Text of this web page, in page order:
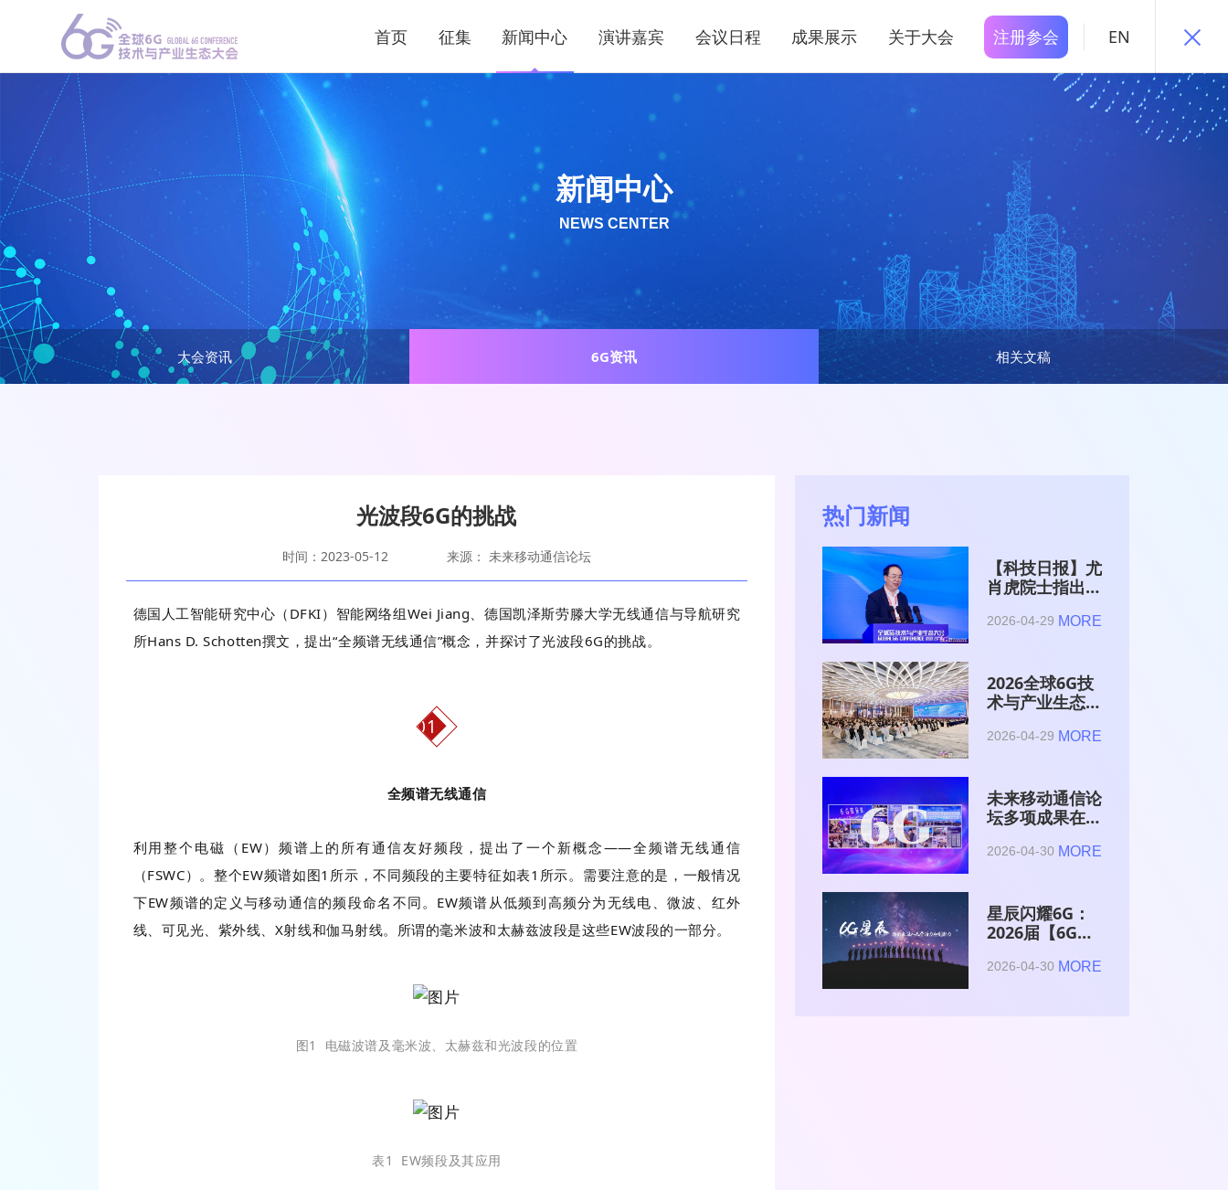
首页 征集 新闻中心 演讲嘉宾 会议日程 成果展示 关于大会 注册参会 EN
大会资讯 6G资讯 相关文稿
新闻中心
NEWS CENTER
光波段6G的挑战
时间：2023-05-12 来源： 未来移动通信论坛
德国人工智能研究中心（DFKI）智能网络组Wei Jiang、德国凯泽斯劳滕大学无线通信与导航研究
所Hans D. Schotten撰文，提出“全频谱无线通信”概念，并探讨了光波段6G的挑战。
01
全频谱无线通信
利用整个电磁（EW）频谱上的所有通信友好频段，提出了一个新概念——全频谱无线通信
（FSWC）。整个EW频谱如图1所示，不同频段的主要特征如表1所示。需要注意的是，一般情况
下EW频谱的定义与移动通信的频段命名不同。EW频谱从低频到高频分为无线电、微波、红外
线、可见光、紫外线、X射线和伽马射线。所谓的毫米波和太赫兹波段是这些EW波段的一部分。
图1 电磁波谱及毫米波、太赫兹和光波段的位置
表1 EW频段及其应用
热门新闻
【科技日报】尤
肖虎院士指出
是赋能AI的发
2026-04-29 MORE
2026全球6G技
术与产业生态大
2026-04-29 MORE
未来移动通信论
坛多项成果在
术与产业生态大
2026-04-30 MORE
星辰闪耀6G：
2026届【6G星
与博士获颁证书
2026-04-30 MORE